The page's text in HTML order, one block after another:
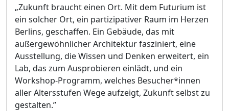
„Zukunft braucht einen Ort. Mit dem Futurium ist
ein solcher Ort, ein partizipativer Raum im Herzen
Berlins, geschaffen. Ein Gebäude, das mit
außergewöhnlicher Architektur fasziniert, eine
Ausstellung, die Wissen und Denken erweitert, ein
Lab, das zum Ausprobieren einlädt, und ein
Workshop-Programm, welches Besucher*innen
aller Altersstufen Wege aufzeigt, Zukunft selbst zu
gestalten.”